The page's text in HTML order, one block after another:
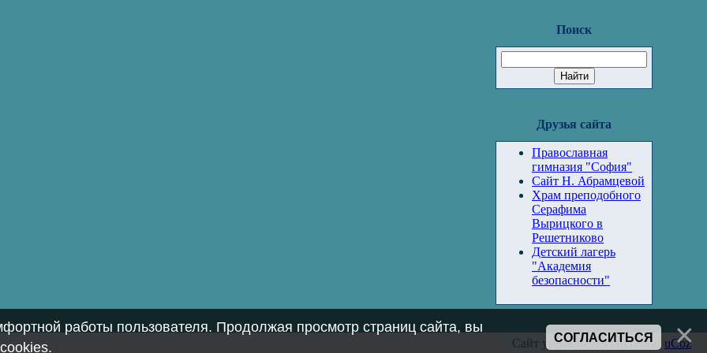
Поиск
Друзья сайта
Православная
гимназия "София"
Сайт Н. Абрамцевой
Храм преподобного
Серафима
Вырицкого в
Решетниково
Детский лагерь
"Академия
безопасности"
Сайт управляется системой uCoz
работы пользователя. Продолжая просмотр страниц сайта, вы
.
СОГЛАСИТЬСЯ